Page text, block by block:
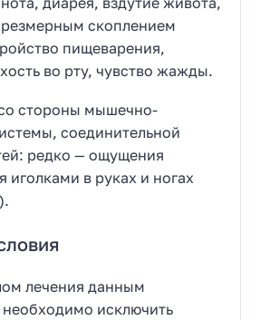
скоплением
пищеварения,
во рту, чувство жажды.
стороны мышечно-
соединительной
редко — ощущения
иголками в руках и ногах
лечения данным
исключить